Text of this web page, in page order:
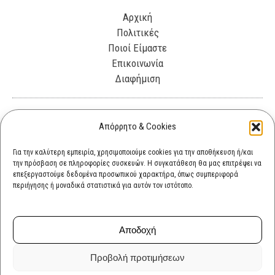
Απόρρητο & Cookies
Για την καλύτερη εμπειρία, χρησιμοποιούμε cookies για την αποθήκευση ή/και
την πρόσβαση σε πληροφορίες συσκευών. Η συγκατάθεση θα μας επιτρέψει να
επεξεργαστούμε δεδομένα προσωπικού χαρακτήρα, όπως συμπεριφορά
περιήγησης ή μοναδικά στατιστικά για αυτόν τον ιστότοπο.
Αποδοχή
Προβολή προτιμήσεων
Αρχική
Πολιτικές
Ποιοί Είμαστε
Επικοινωνία
Διαφήμιση
Λεωφόρος Θησέως 330. Καλλιθέα, 17675
cultok.gr@gmail.com